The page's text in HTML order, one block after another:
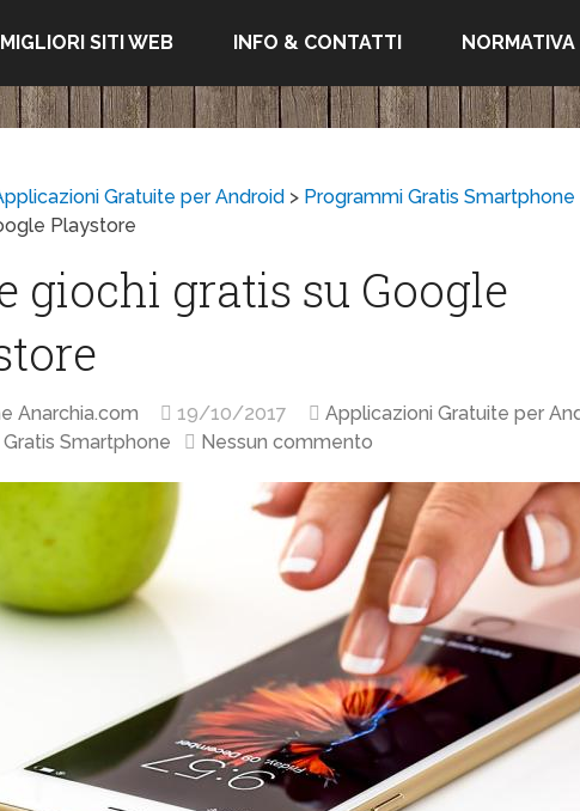
SITI WEB INFO & CONTATTI NORMATIVA
Gratuite per Android > Programmi Gratis Smartphone
Playstore
giochi gratis su Google
Anarchia.com 19/10/2017 Applicazioni Gratuite per
Smartphone
Nessun commento